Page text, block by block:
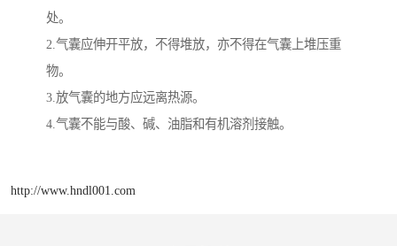
处。
2.气囊应伸开平放，不得堆放，亦不得在气囊上堆压重
物。
3.放气囊的地方应远离热源。
4.气囊不能与酸、碱、油脂和有机溶剂接触。
http://www.hndl001.com